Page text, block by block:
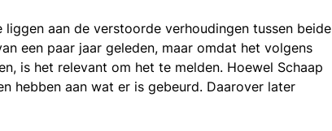
aan de verstoorde verhoudingen tussen beide
een paar jaar geleden, maar omdat het volgens
is het relevant om het te melden. Hoewel Schaap
hebben aan wat er is gebeurd. Daarover later